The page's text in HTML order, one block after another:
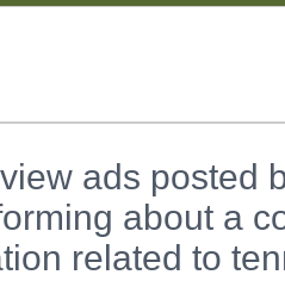
ads posted
about a
related to